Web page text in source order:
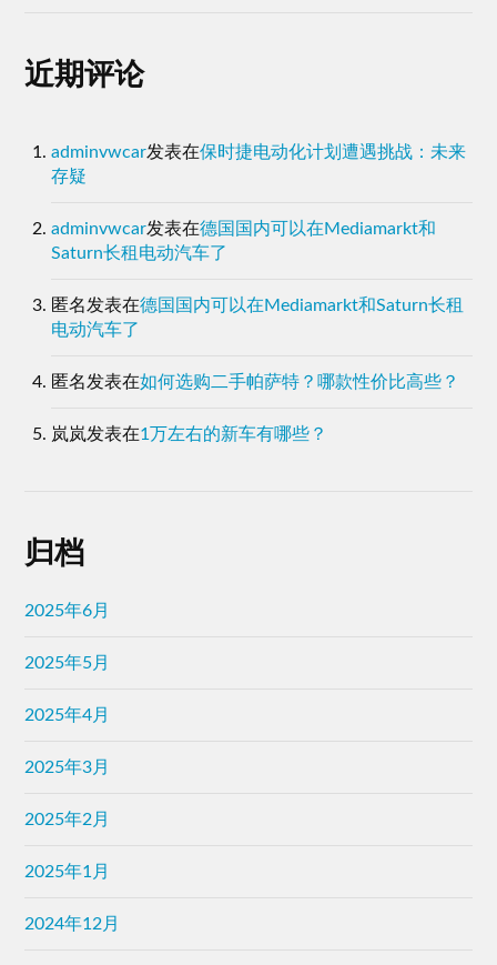
近期评论
adminvwcar发表在保时捷电动化计划遭遇挑战：未来
存疑
adminvwcar发表在德国国内可以在Mediamarkt和
Saturn长租电动汽车了
匿名发表在德国国内可以在Mediamarkt和Saturn长租
电动汽车了
匿名发表在如何选购二手帕萨特？哪款性价比高些？
岚岚发表在1万左右的新车有哪些？
归档
2025年6月
2025年5月
2025年4月
2025年3月
2025年2月
2025年1月
2024年12月